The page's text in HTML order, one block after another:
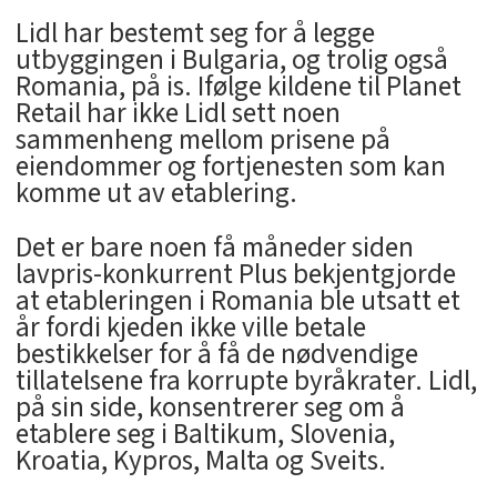
Lidl har bestemt seg for å legge
utbyggingen i Bulgaria, og trolig også
Romania, på is. Ifølge kildene til Planet
Retail har ikke Lidl sett noen
sammenheng mellom prisene på
eiendommer og fortjenesten som kan
komme ut av etablering.
Det er bare noen få måneder siden
lavpris-konkurrent Plus bekjentgjorde
at etableringen i Romania ble utsatt et
år fordi kjeden ikke ville betale
bestikkelser for å få de nødvendige
tillatelsene fra korrupte byråkrater. Lidl,
på sin side, konsentrerer seg om å
etablere seg i Baltikum, Slovenia,
Kroatia, Kypros, Malta og Sveits.